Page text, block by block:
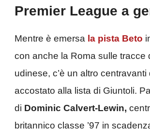
Premier League a
Mentre è emersa la pista Beto
con anche la Roma sulle tracce
udinese, c’è un altro centravanti
accostato alla lista di Giuntoli.
di Dominic Calvert-Lewin,
britannico classe ’97 in